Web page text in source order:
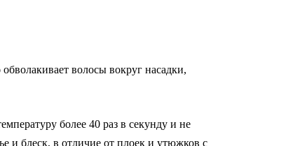
волосы вокруг насадки,
более 40 раз в секунду и не
и блеск, в отличие от плоек и утюжков с